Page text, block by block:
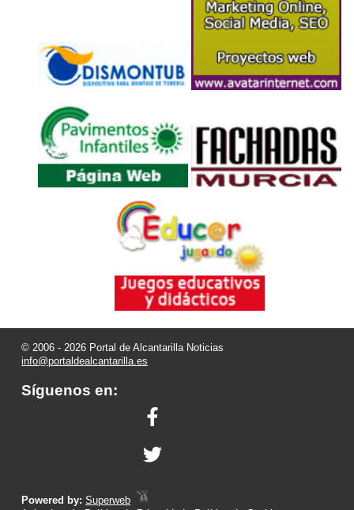
© 2006 - 2026 Portal de Alcantarilla Noticias
info@portaldealcantarilla.es
Síguenos en:
Powered by:Superweb